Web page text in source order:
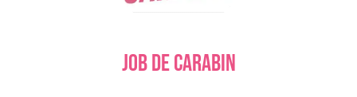
Job de carabin